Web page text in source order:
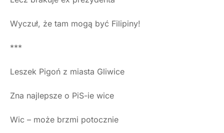
Wyczuł, że tam mogą być Filipiny!
***
Leszek Pigoń z miasta Gliwice
Zna najlepsze o PiS-ie wice
Wic – może brzmi potocznie